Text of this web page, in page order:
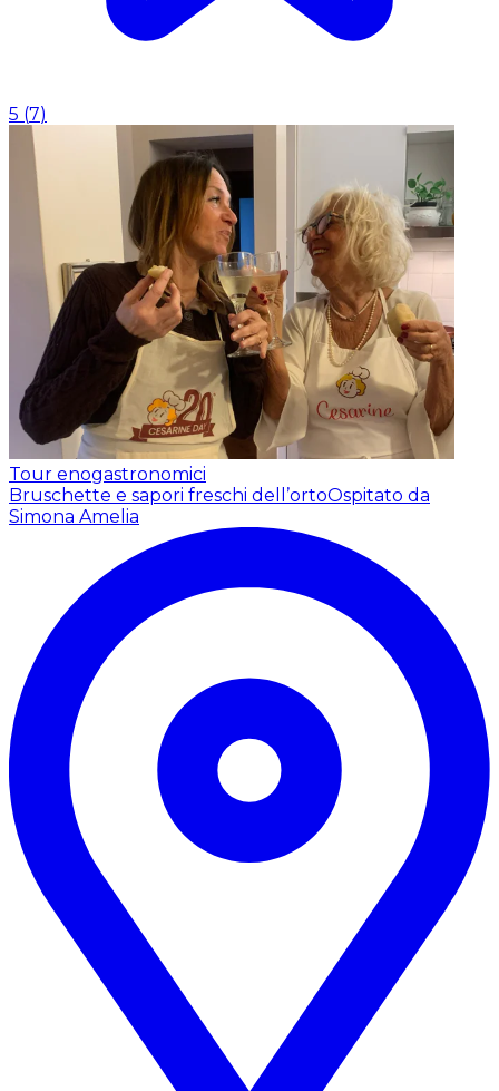
5 (7)
Tour enogastronomici
Bruschette e sapori freschi dell’ortoOspitato da
Simona Amelia